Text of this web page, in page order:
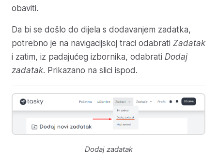
obaviti.
Da bi se došlo do dijela s dodavanjem zadatka,
potrebno je na navigacijskoj traci odabrati Zadatak
i zatim, iz padajućeg izbornika, odabrati Dodaj
zadatak. Prikazano na slici ispod.
Dodaj zadatak